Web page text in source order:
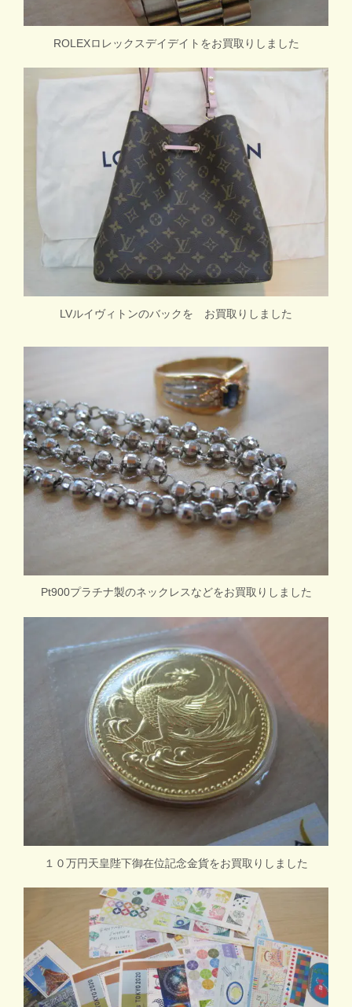
ROLEXロレックスデイデイトをお買取りしました
LVルイヴィトンのバックを お買取りしました
Pt900プラチナ製のネックレスなどをお買取りしました
１０万円天皇陛下御在位記念金貨をお買取りしました